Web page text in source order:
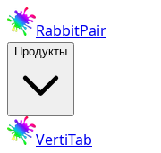
RabbitPair
Продукты
VertiTab